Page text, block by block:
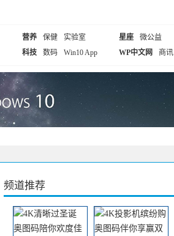
营养 保健
实验室
科技
数码 Win10 App
星座
微公益
WP中文网
商讯
频道推荐